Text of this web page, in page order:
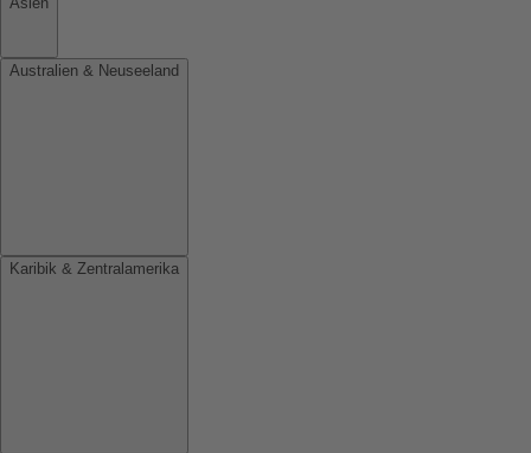
Australien & Neuseeland
Karibik & Zentralamerika